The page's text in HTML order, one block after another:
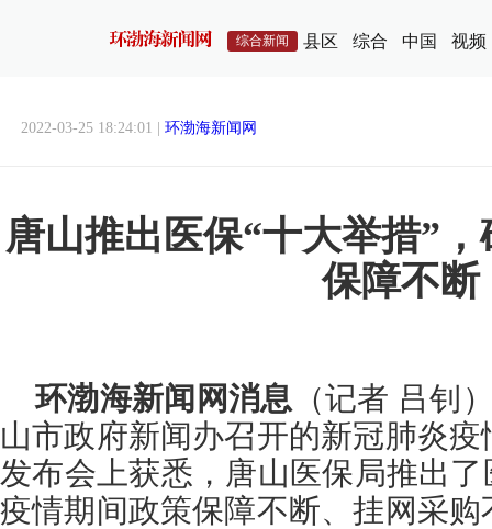
综合新闻 县区 综合 中国 视频
2022-03-25 18:24:01 | 环渤海新闻网
唐山推出医保“十大举措”
保障不断
环渤海新闻网消息 （记者 吕钊
山市政府新闻办召开的新冠肺炎
发布会上获悉，唐山医保局推出
疫情期间政策保障不断、挂网采